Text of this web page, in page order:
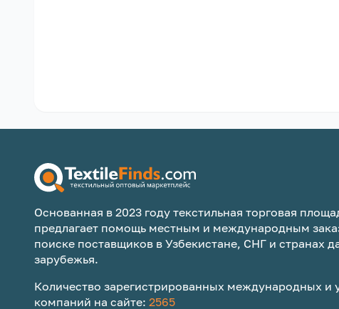
Основанная в 2023 году текстильная торговая
предлагает помощь местным и международным
поиске поставщиков в Узбекистане, СНГ и странах
зарубежья.
Количество зарегистрированных международных и
компаний на сайте: 2565